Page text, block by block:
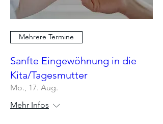
Mehrere Termine
Sanfte Eingewöhnung in die
Kita/Tagesmutter
Mo., 17. Aug.
Mehr Infos